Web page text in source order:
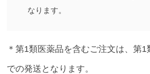
なります。
＊第1類医薬品を含むご注文は、第1
での発送となります。